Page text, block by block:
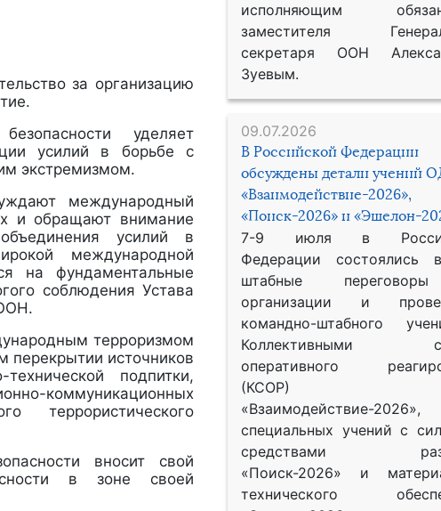
исполняющим
заместителя
секретаря ООН
Зуевым.
09.07.2026
В Российской Федерации
обсуждены детали учений
«Взаимодействие-2026»,
«Поиск-2026» и «Эшелон-
7-9 июля в
Федерации состоялись
штабные
организации и
командно-штабного
Коллективными
оперативного
(КСОР)
«Взаимодействие-2026»,
специальных учений с
средствами
«Поиск-2026» и
технического
за организацию
уделяет
усилий в борьбе с
экстремизмом.
международный
и обращают внимание
усилий в
международной
на фундаментальные
соблюдения Устава
терроризмом
перекрытии источников
подпитки,
коммуникационных
террористического
вносит свой
в зоне своей